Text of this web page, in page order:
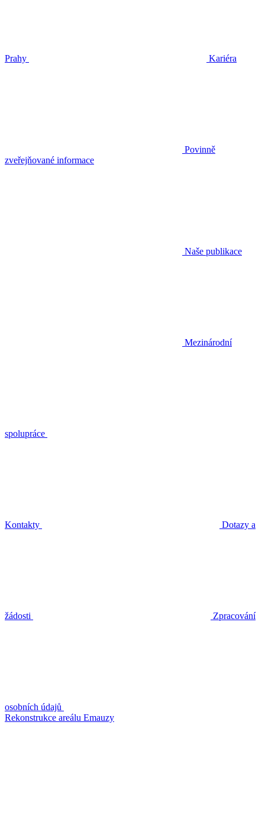
Prahy Kariéra
Povinně
zveřejňované informace
Naše publikace
Mezinárodní
spolupráce
Kontakty Dotazy a
žádosti Zpracování
osobních údajů
Rekonstrukce areálu Emauzy